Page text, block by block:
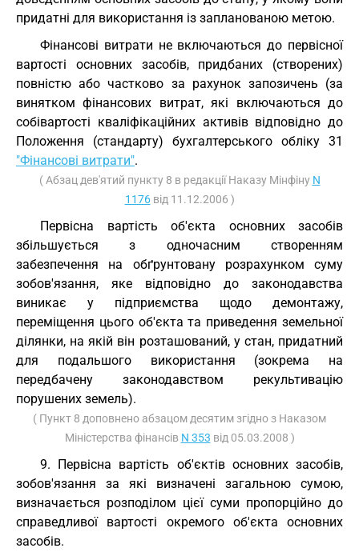
придатні для використання із запланованою метою.
Фінансові витрати не включаються до первісної
вартості основних засобів, придбаних (створених)
повністю або частково за рахунок запозичень (за
винятком фінансових витрат, які включаються до
собівартості кваліфікаційних активів відповідно до
Положення (стандарту) бухгалтерського обліку 31
"Фінансові витрати".
( Абзац дев'ятий пункту 8 в редакції Наказу Мінфіну N
1176від 11.12.2006 )
Первісна вартість об'єкта основних засобів
збільшується з одночасним створенням
забезпечення на обґрунтовану розрахунком суму
зобов'язання, яке відповідно до законодавства
виникає у підприємства щодо демонтажу,
переміщення цього об'єкта та приведення земельної
ділянки, на якій він розташований, у стан, придатний
для подальшого використання (зокрема на
передбачену законодавством рекультивацію
порушених земель).
( Пункт 8 доповнено абзацом десятим згідно з Наказом
Міністерства фінансів N 353 від 05.03.2008 )
9. Первісна вартість об'єктів основних засобів,
зобов'язання за які визначені загальною сумою,
визначається розподілом цієї суми пропорційно до
справедливої вартості окремого об'єкта основних
засобів.